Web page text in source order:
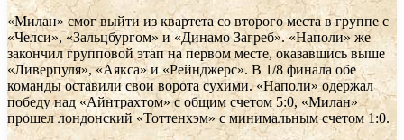
«Милан» смог выйти из квартета со второго места в группе с
«Челси», «Зальцбургом» и «Динамо Загреб». «Наполи» же
закончил групповой этап на первом месте, оказавшись выше
«Ливерпуля», «Аякса» и «Рейнджерс». В 1/8 финала обе
команды оставили свои ворота сухими. «Наполи» одержал
победу над «Айнтрахтом» с общим счетом 5:0, «Милан»
прошел лондонский «Тоттенхэм» с минимальным счетом 1:0.